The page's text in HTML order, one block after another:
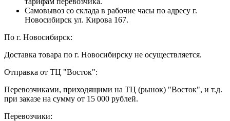
Самовывоз со склада в рабочие часы по адресу г.
Новосибирск ул. Кирова 167.
По г. Новосибирск:
Доставка товара по г. Новосибирску не осуществляется.
Отправка от ТЦ "Восток":
Перевозчиками, приходящими на ТЦ (рынок) "Восток", и т.д.
при заказе на сумму от 15 000 рублей.
Перевозчики: